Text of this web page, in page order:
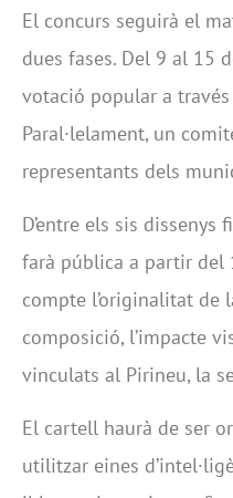
El concurs seguirà el
dues fases. Del 9 al 15
votació popular a
Paral·lelament, un
representants dels
D’entre els sis
farà pública a partir del
compte l’originalitat de
composició, l’impacte
vinculats al Pirineu, la
El cartell haurà de ser
utilitzar eines